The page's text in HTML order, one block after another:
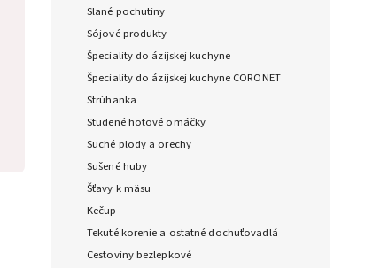
Slané pochutiny
Sójové produkty
Špeciality do ázijskej kuchyne
Špeciality do ázijskej kuchyne CORONET
Strúhanka
Studené hotové omáčky
Suché plody a orechy
Sušené huby
Šťavy k mäsu
Kečup
Tekuté korenie a ostatné dochuťovadlá
Cestoviny bezlepkové